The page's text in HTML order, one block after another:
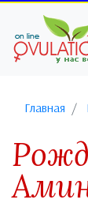
Главная